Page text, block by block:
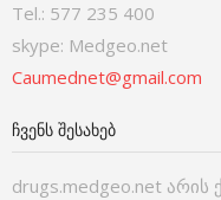
Tel.: 577 235 400
skype: Medgeo.net
Caumednet@gmail.com
ᲩᲕᲔᲜᲡ ᲨᲔᲡᲐᲮᲔᲑ
drugs.medgeo.net